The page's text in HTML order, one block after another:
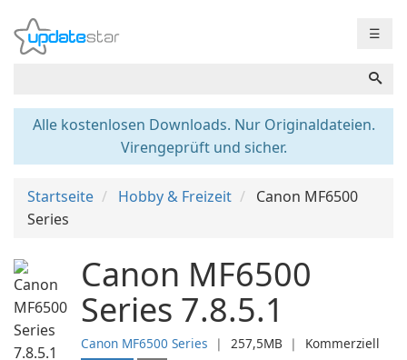
☰
Alle kostenlosen Downloads. Nur Originaldateien.
Virengeprüft und sicher.
Startseite Hobby & Freizeit
Canon MF6500
Series
Canon MF6500
Series 7.8.5.1
Canon MF6500 Series ❘ 257,5MB ❘ Kommerziell